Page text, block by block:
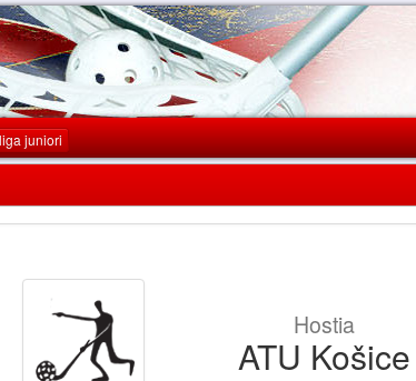
juniori
Hostia
ATU Košice